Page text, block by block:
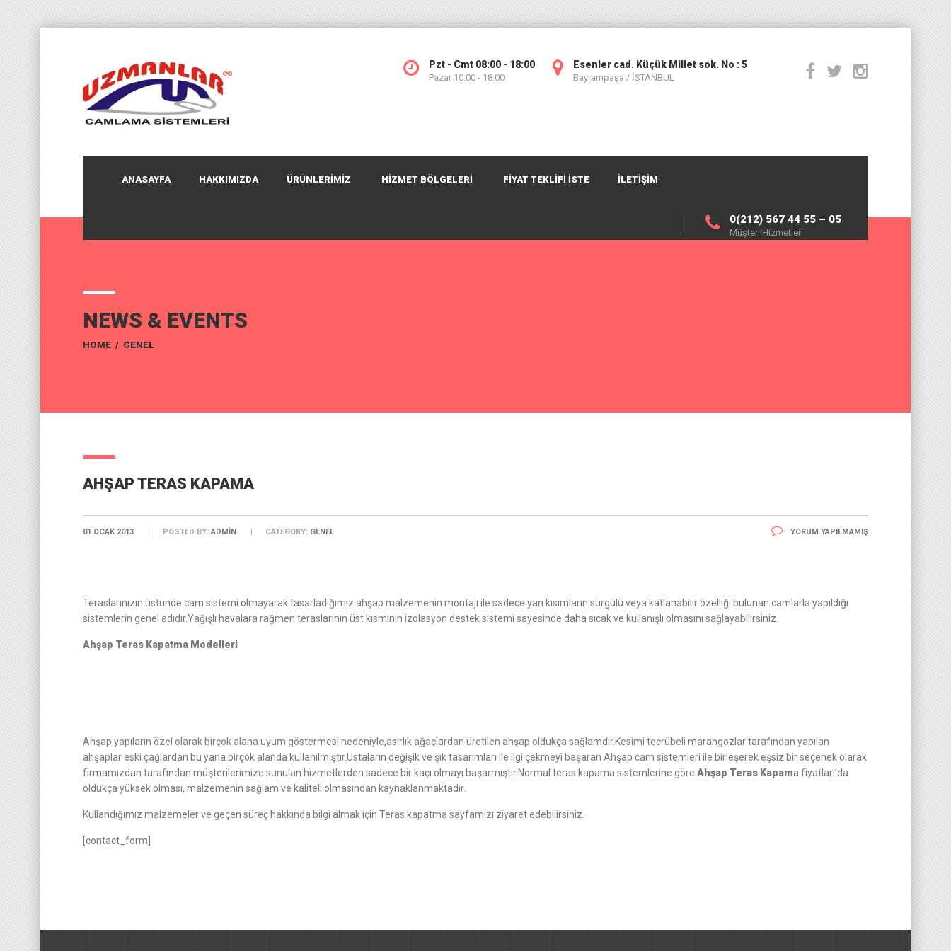
Esenler cad. Küçük Millet sok. No : 5
Bayrampaşa / İSTANBUL
Pzt - Cmt 08:00 - 18:00
Pazar 10:00 - 18:00
ANASAYFA HAKKIMIZDA ÜRÜNLERİMİZ HİZMET BÖLGELERİ FIYAT TEKLIFI İSTE İLETIŞIM
0(212) 567 44 55 – 05
Müşteri Hizmetleri
NEWS & EVENTS
HOME / GENEL
AHŞAP TERAS KAPAMA
01 OCAK 2013 POSTED BY:ADMIN CATEGORY: GENEL YORUM YAPILMAMIŞ
Teraslarınızın üstünde cam sistemi olmayarak tasarladığımız ahşap malzemenin montajı ile sadece yan kısımların sürgülü veya katlanabilir özelliği bulunan camlarla yapıldığı
sistemlerin genel adıdır.Yağışlı havalara rağmen teraslarının üst kısmının izolasyon destek sistemi sayesinde daha sıcak ve kullanışlı olmasını sağlayabilirsiniz.
Ahşap Teras Kapatma Modelleri
Ahşap yapıların özel olarak birçok alana uyum göstermesi nedeniyle,asırlık ağaçlardan üretilen ahşap oldukça sağlamdır.Kesimi tecrübeli marangozlar tarafından yapılan
ahşaplar eski çağlardan bu yana birçok alanda kullanılmıştır.Ustaların değişik ve şık tasarımları ile ilgi çekmeyi başaran Ahşap cam sistemleri ile birleşerek eşsiz bir seçenek olarak
firmamızdan tarafından müşterilerimize sunulan hizmetlerden sadece bir kaçı olmayı başarmıştır.Normal teras kapama sistemlerine göre Ahşap Teras Kapama fiyatları’da
oldukça yüksek olması, malzemenin sağlam ve kaliteli olmasından kaynaklanmaktadır.
Kullandığımız malzemeler ve geçen süreç hakkında bilgi almak için Teras kapatma sayfamızı ziyaret edebilirsiniz.
[contact_form]